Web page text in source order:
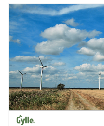
folketingsmedlemmer nu
talerstolen i